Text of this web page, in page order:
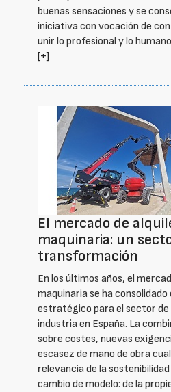
buenas sensaciones y se
iniciativa con vocación de
unir lo profesional y lo
[+]
El mercado de
maquinaria: un
transformación
En los últimos años, el
maquinaria se ha consolidado
estratégico para el sector
industria en España. La
sobre costes, nuevas
escasez de mano de obra
relevancia de la
cambio de modelo: de la